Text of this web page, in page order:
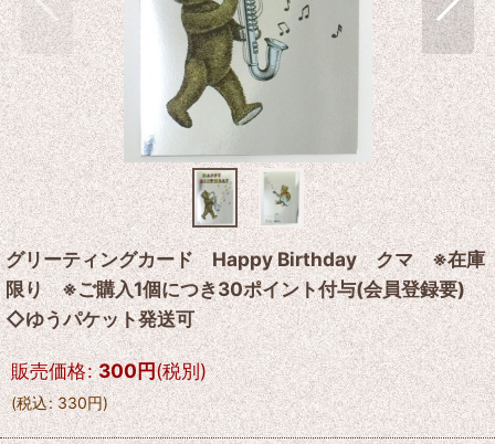
グリーティングカード Happy Birthday クマ ※在庫
限り ※ご購入1個につき30ポイント付与(会員登録要)
◇ゆうパケット発送可
販売価格: 300円(税別)
(税込: 330円)